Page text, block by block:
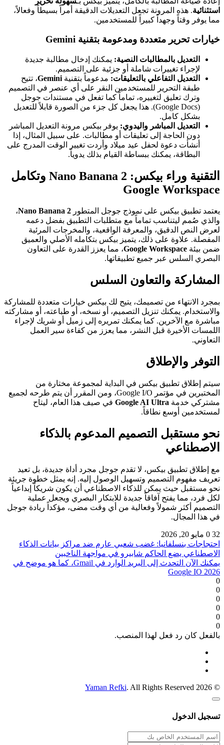
استثنائية. هذه المرونة تجعل التعديلات الدقيقة أمراً بسيطاً وفعالاً،
مما يوفر وقتاً وجهداً كبيراً للمستخدمين.
خيارات تحرير متعددة ومدعومة بتقنية Gemini
التعديل بالمطالبات النصية: يمكنك إدخال مطالبة جديدة
لإجراء تغييرات شاملة أو جزئية على التصميم.
التعديل التفاعلي بالتعليقات: مدعوماً بتقنية Gemini، تتيح
طبقة التحرير للمستخدمين النقر على أي عنصر في التصميم
وترك تعليق لتغييره، تماماً كما تفعل في مستندات جوجل
(Google Docs). هذا يجعل كل جزء من الصورة قابلاً للتعديل
بشكل كامل.
التعديل المباشر واليدوي: يوفر بيكس مرونة التعديل المباشر
دون الحاجة إلى تعليقات أو مطالبات. على سبيل المثال، إذا
أنشأت دعوة لحفل عيد ميلاد وأردت تغيير الوقت المدرج على
البطاقة، يمكنك ببساطة القيام بذلك يدوياً.
التقنية وراء بيكس: Nano Banana 2 وتكامل
Google Workspace
يعتمد تطبيق بيكس على نموذج جوجل المتطور Nano Banana 2،
والذي صُمم ليتناسب تماماً مع متطلبات التطبيق بفضل دعمه
لعرض النص الدقيق، والمعرفة الواقعية، والمخرجات المرئية
المفصلة. علاوة على ذلك، يتميز بيكس بتكامله الأصلي والعميق
ضمن بيئة Google Workspace، مما يعزز القدرة على التعاون
البصري السلس عبر جميع تطبيقاتها.
المشاركة والتعاون السلس
بمجرد الانتهاء من تصميمك، يتيح لك بيكس خيارات متعددة للمشاركة
والاستخدام. يمكنك تنزيل التصميم، أو نسخه، أو طباعته، أو مشاركته
مباشرة مع الآخرين. كما يمكنك تمريره إلى زميل أو شريك لإجراء
اللمسات الأخيرة قبل النشر، مما يعزز من كفاءة سير العمل
التعاوني.
التوفر والإطلاق
سيتم إطلاق تطبيق بيكس في البداية لمجموعة مختارة من
المختبرين في مؤتمر Google I/O، ومن المقرر أن يتم طرحه لجميع
مشتركي خدمة Google AI Ultra في صيف هذا العام، ليتاح
لمستخدمين أوسع نطاقاً.
نحو مستقبل التصميم المدعوم بالذكاء
الاصطناعي
مع إطلاق تطبيق بيكس، لا تقدم جوجل مجرد أداة جديدة، بل تعيد
تعريف مفهوم التصميم وتسهيل الوصول إليه. إنه يمثل خطوة جريئة
نحو مستقبل حيث يمكن للذكاء الاصطناعي أن يكون شريكاً إبداعياً
لكل فرد، مما يفتح آفاقاً جديدة للابتكار البصري ويجعل عملية
التصميم أكثر شمولاً وفعالية من أي وقت مضى، مؤكداً ريادة جوجل
في هذا المجال.
32
0 مايو 20, 2026
احتجاجات بنسلفانيا: غضب شعبي عارم ضد مراكز بيانات الذكاء
الاصطناعي يضع الحاكم شابيرو في مواجهة الناخبين
يمكنك الآن التحدث إلى البريد الوارد في Gmail، كما هو موضح في
Google IO 2026
0
0
0
0
0
0
بالفعل كان رد فعل لهذا المنصب.
© 2026
Yaman Refki. All Rights Reserved
تسجيل الدخول